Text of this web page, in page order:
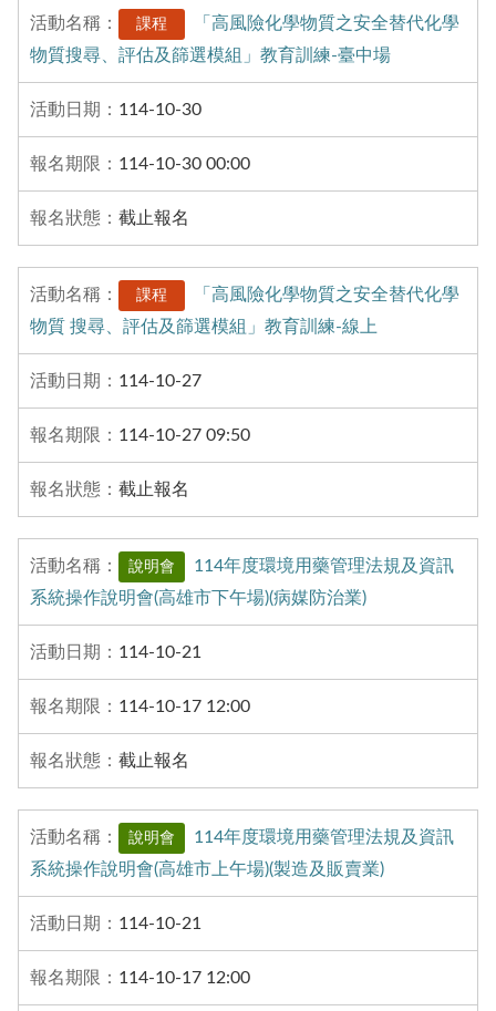
課程
「高風險化學物質之安全替代化學
物質搜尋、評估及篩選模組」教育訓練-臺中場
114-10-30
114-10-30 00:00
截止報名
課程
「高風險化學物質之安全替代化學
物質 搜尋、評估及篩選模組」教育訓練-線上
114-10-27
114-10-27 09:50
截止報名
說明會
114年度環境用藥管理法規及資訊
系統操作說明會(高雄市下午場)(病媒防治業)
114-10-21
114-10-17 12:00
截止報名
說明會
114年度環境用藥管理法規及資訊
系統操作說明會(高雄市上午場)(製造及販賣業)
114-10-21
114-10-17 12:00